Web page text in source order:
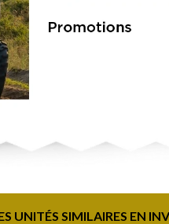
UNITÉS SIMILAIRES EN